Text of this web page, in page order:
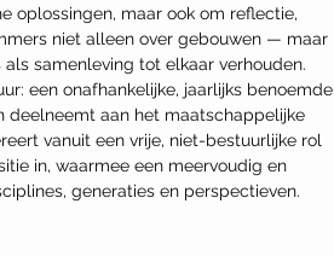
oplossingen, maar ook om reflectie,
niet alleen over gebouwen — maar
samenleving tot elkaar verhouden.
een onafhankelijke, jaarlijks benoemde
deelneemt aan het maatschappelijke
vanuit een vrije, niet-bestuurlijke rol
in, waarmee een meervoudig en
generaties en perspectieven.